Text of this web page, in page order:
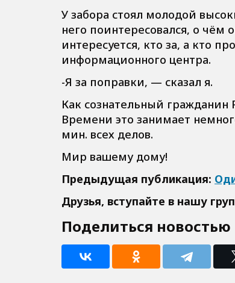
У забора стоял молодой
него поинтересовался, о чём
интересуется, кто за, а кто
информационного центра.
-Я за поправки, — сказал я.
Как сознательный гражданин
Времени это занимает
мин. всех делов.
Мир вашему дому!
Предыдущая публикация:
Друзья, вступайте в нашу
Поделиться новостью